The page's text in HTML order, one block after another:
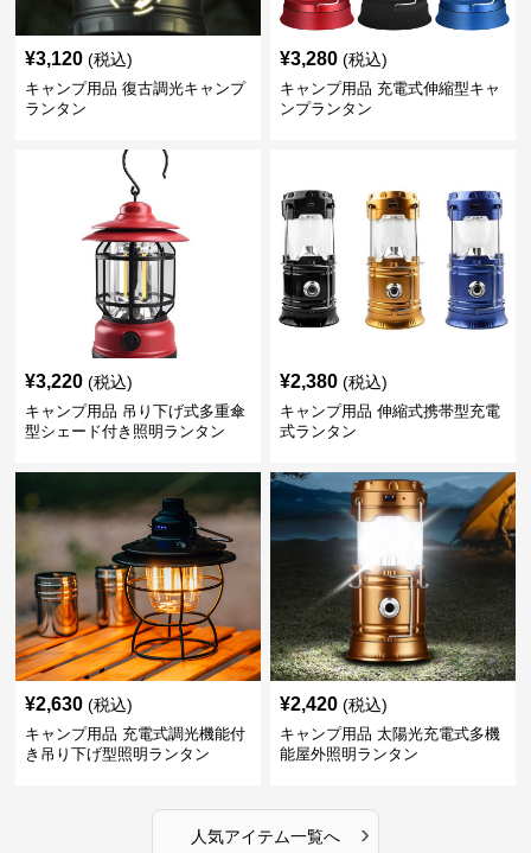
¥3,120 (税込)
キャンプ用品 復古調光キャンプ
ランタン
¥3,280 (税込)
キャンプ用品 充電式伸縮型キャ
ンプランタン
¥3,220 (税込)
キャンプ用品 吊り下げ式多重傘
型シェード付き照明ランタン
¥2,380 (税込)
キャンプ用品 伸縮式携帯型充電
式ランタン
¥2,630 (税込)
キャンプ用品 充電式調光機能付
き吊り下げ型照明ランタン
¥2,420 (税込)
キャンプ用品 太陽光充電式多機
能屋外照明ランタン
人気アイテム一覧へ ›